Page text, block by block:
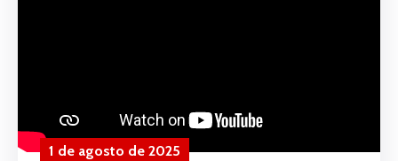
1 de agosto de 2025